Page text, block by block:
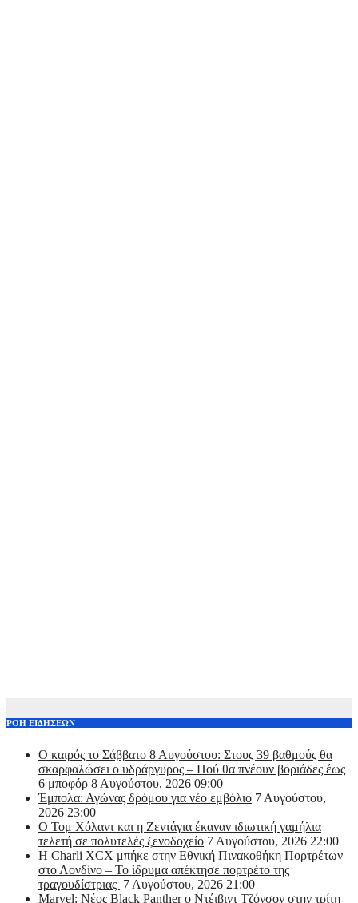
ΡΟΗ ΕΙΔΗΣΕΩΝ
Ο καιρός το Σάββατο 8 Αυγούστου: Στους 39 βαθμούς θα
σκαρφαλώσει ο υδράργυρος – Πού θα πνέουν βοριάδες έως
6 μποφόρ 8 Αυγούστου, 2026 09:00
Έμπολα: Αγώνας δρόμου για νέο εμβόλιο 7 Αυγούστου,
2026 23:00
O Τομ Χόλαντ και η Ζεντάγια έκαναν ιδιωτική γαμήλια
τελετή σε πολυτελές ξενοδοχείο 7 Αυγούστου, 2026 22:00
Η Charli XCX μπήκε στην Εθνική Πινακοθήκη Πορτρέτων
στο Λονδίνο – Το ίδρυμα απέκτησε πορτρέτο της
τραγουδίστριας 7 Αυγούστου, 2026 21:00
Marvel: Νέος Black Panther ο Ντέιβιντ Τζόνσον στην τρίτη